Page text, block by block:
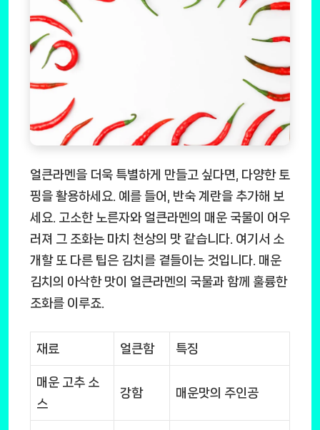
얼큰라멘을 더욱 특별하게 만들고 싶다면, 다양한 토
핑을 활용하세요. 예를 들어, 반숙 계란을 추가해 보
세요. 고소한 노른자와 얼큰라멘의 매운 국물이 어우
러져 그 조화는 마치 천상의 맛 같습니다. 여기서 소
개할 또 다른 팁은 김치를 곁들이는 것입니다. 매운
김치의 아삭한 맛이 얼큰라멘의 국물과 함께 훌륭한
조화를 이루죠.
재료 얼큰함 특징
매운 고추 소
스
강함 매운맛의 주인공